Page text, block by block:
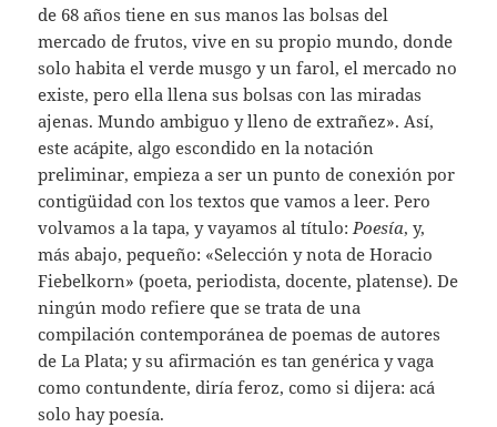
de 68 años tiene en sus manos las bolsas del
mercado de frutos, vive en su propio mundo, donde
solo habita el verde musgo y un farol, el mercado no
existe, pero ella llena sus bolsas con las miradas
ajenas. Mundo ambiguo y lleno de extrañez». Así,
este acápite, algo escondido en la notación
preliminar, empieza a ser un punto de conexión por
contigüidad con los textos que vamos a leer. Pero
volvamos a la tapa, y vayamos al título: Poesía, y,
más abajo, pequeño: «Selección y nota de Horacio
Fiebelkorn» (poeta, periodista, docente, platense). De
ningún modo refiere que se trata de una
compilación contemporánea de poemas de autores
de La Plata; y su afirmación es tan genérica y vaga
como contundente, diría feroz, como si dijera: acá
solo hay poesía.